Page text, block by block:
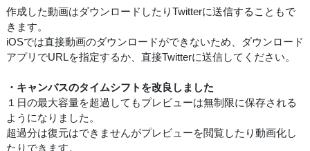
作成した動画はダウンロードしたりTwitterに送信することもで
きます。
iOSでは直接動画のダウンロードができないため、ダウンロード
アプリでURLを指定するか、直接Twitterに送信してください。
・キャンバスのタイムシフトを改良しました
１日の最大容量を超過してもプレビューは無制限に保存される
ようになりました。
超過分は復元はできませんがプレビューを閲覧したり動画化し
たりできます。